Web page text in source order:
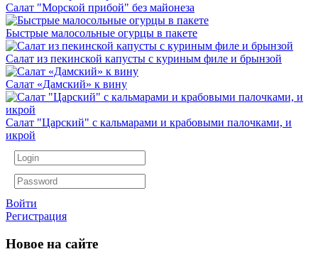
Салат "Морской прибой" без майонеза
Быстрые малосольные огурцы в пакете
Салат из пекинской капусты с куриным филе и брынзой
Салат «Дамский» к вину
Салат "Царский" с кальмарами и крабовыми палочками, и
икрой
Войти
Регистрация
Новое на сайте